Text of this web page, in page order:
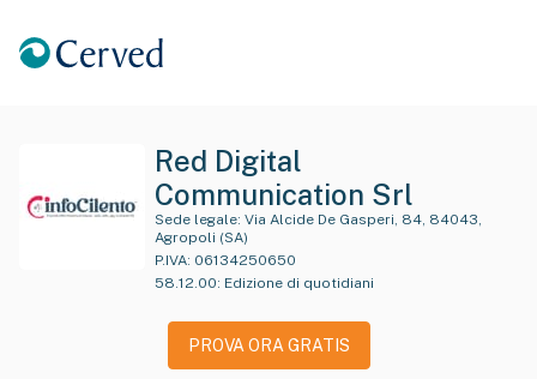
Red Digital
Communication Srl
Sede legale:
Agropoli (SA)
P.IVA: 06134250650
58.12.00: Edizione di quotidiani
PROVA ORA GRATIS